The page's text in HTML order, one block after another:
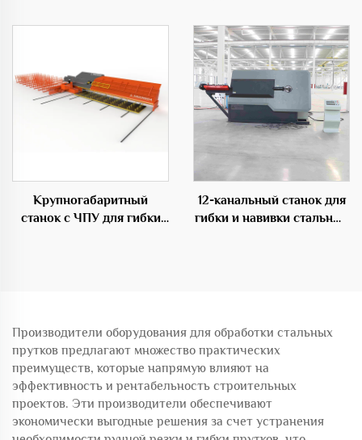
гибки 50C
строительства
Крупногабаритный
станок с ЧПУ для гибки
12-канальный станок для
гибки и навивки стальных
Производители оборудования для обработки стальных
прутков предлагают множество практических
преимуществ, которые напрямую влияют на
эффективность и рентабельность строительных
проектов. Эти производители обеспечивают
экономически выгодные решения за счет устранения